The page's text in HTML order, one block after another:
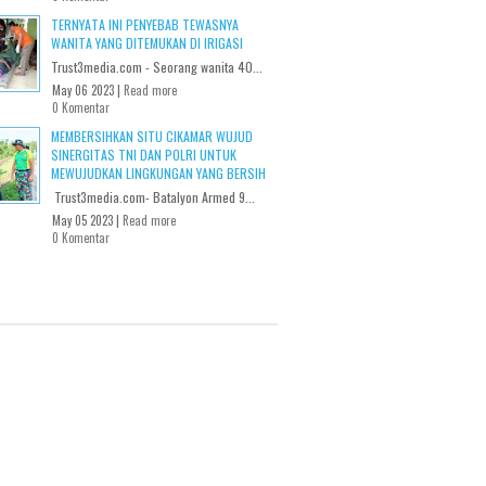
TERNYATA INI PENYEBAB TEWASNYA
WANITA YANG DITEMUKAN DI IRIGASI
Trust3media.com - Seorang wanita 40...
May 06 2023 | Read more
0 Komentar
MEMBERSIHKAN SITU CIKAMAR WUJUD
SINERGITAS TNI DAN POLRI UNTUK
MEWUJUDKAN LINGKUNGAN YANG BERSIH
Trust3media.com- Batalyon Armed 9...
May 05 2023 | Read more
0 Komentar